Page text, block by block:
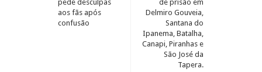
de prisão em
Delmiro Gouveia,
Santana do
Ipanema, Batalha,
Canapi, Piranhas e
São José da
Tapera.
pede desculpas
aos fãs após
confusão